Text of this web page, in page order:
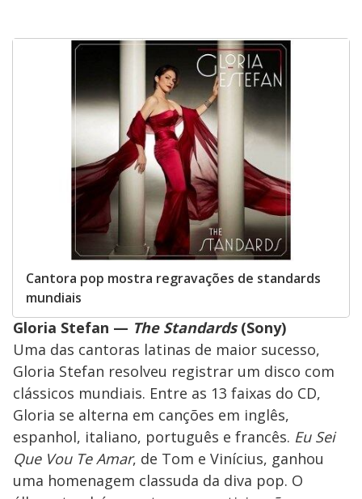
Cantora pop mostra regravações de standards
mundiais
Gloria Stefan — The Standards(Sony)
Uma das cantoras latinas de maior sucesso,
Gloria Stefan resolveu registrar um disco com
clássicos mundiais. Entre as 13 faixas do CD,
Gloria se alterna em canções em inglês,
espanhol, italiano, português e francês. Eu Sei
Que Vou Te Amar, de Tom e Vinícius, ganhou
uma homenagem classuda da diva pop. O